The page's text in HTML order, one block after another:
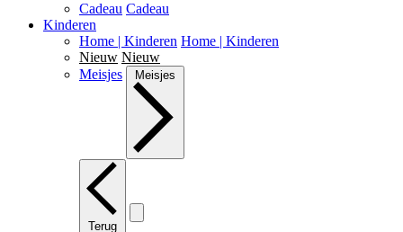
Cadeau Cadeau
Kinderen
Home | Kinderen Home | Kinderen
Nieuw Nieuw
Meisjes
Meisjes
Terug